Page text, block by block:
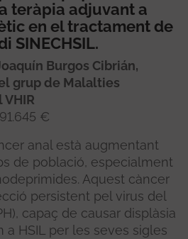
teràpia adjuvant a
en el tractament de
SINECHSIL.
Burgos Cibrián,
grup de Malalties
€
anal està augmentant
de població, especialment
Aquest càncer
persistent pel virus del
capaç de causar displàsia
a HSIL per les seves sigles